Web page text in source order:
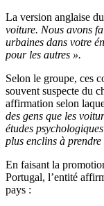
La version anglaise
voiture. Nous avons
urbaines dans votre
pour les autres ».
Selon le groupe, ces
souvent suspecte du
affirmation selon
des gens que les
études
plus enclins à
En faisant la
Portugal, l’entité
pays :